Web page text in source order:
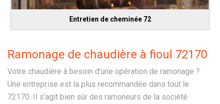
Entretien de cheminée 72
Ramonage de chaudière à fioul 72170
Votre chaudière à besoin d’une opération de ramonage ?
Une entreprise est la plus recommandée dans tout le
72170. Il s’agit bien sûr des ramoneurs de la société